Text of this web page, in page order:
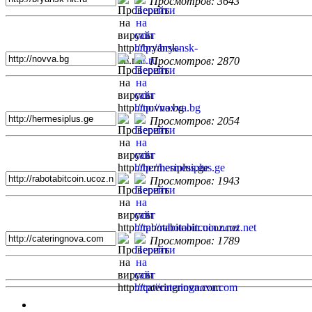
Просмотров: 2870
Просмотров: 2054
Просмотров: 1943
Просмотров: 1789